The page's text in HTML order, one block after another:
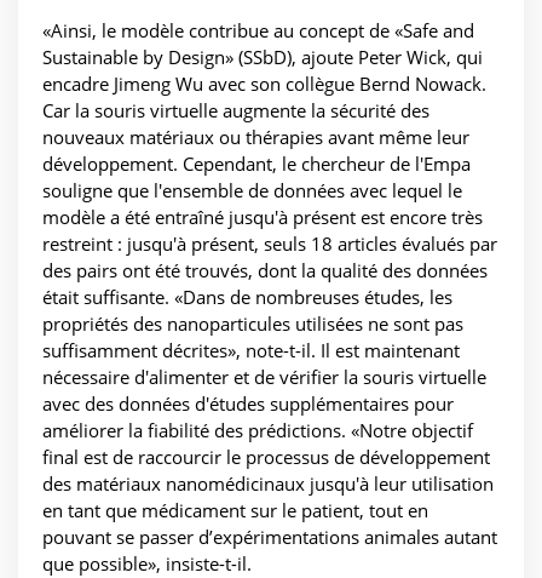
«Ainsi, le modèle contribue au concept de «Safe and
Sustainable by Design» (SSbD), ajoute Peter Wick, qui
encadre Jimeng Wu avec son collègue Bernd Nowack.
Car la souris virtuelle augmente la sécurité des
nouveaux matériaux ou thérapies avant même leur
développement. Cependant, le chercheur de l'Empa
souligne que l'ensemble de données avec lequel le
modèle a été entraîné jusqu'à présent est encore très
restreint : jusqu'à présent, seuls 18 articles évalués par
des pairs ont été trouvés, dont la qualité des données
était suffisante. «Dans de nombreuses études, les
propriétés des nanoparticules utilisées ne sont pas
suffisamment décrites», note-t-il. Il est maintenant
nécessaire d'alimenter et de vérifier la souris virtuelle
avec des données d'études supplémentaires pour
améliorer la fiabilité des prédictions. «Notre objectif
final est de raccourcir le processus de développement
des matériaux nanomédicinaux jusqu'à leur utilisation
en tant que médicament sur le patient, tout en
pouvant se passer d’expérimentations animales autant
que possible», insiste-t-il.